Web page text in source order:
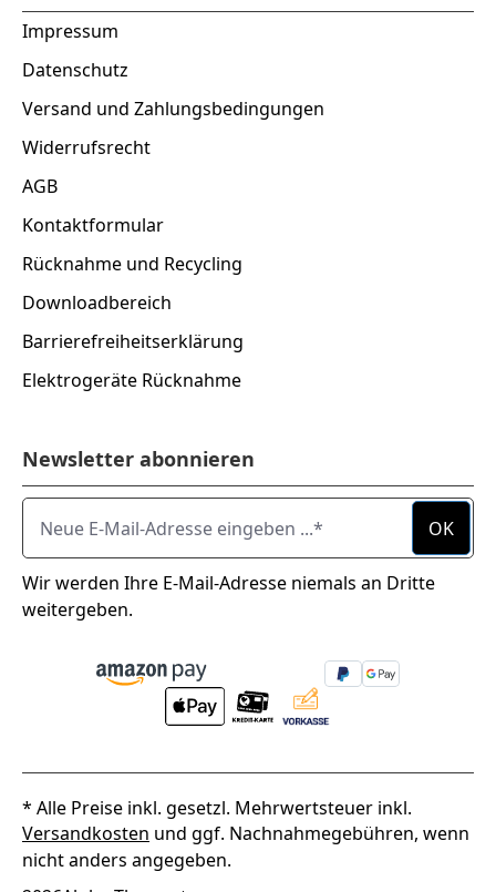
Impressum
Datenschutz
Versand und Zahlungsbedingungen
Widerrufsrecht
AGB
Kontaktformular
Rücknahme und Recycling
Downloadbereich
Barrierefreiheitserklärung
Elektrogeräte Rücknahme
Newsletter abonnieren
Neue E-Mail-Adresse eingeben ...
OK
Wir werden Ihre E-Mail-Adresse niemals an Dritte
weitergeben.
* Alle Preise inkl. gesetzl. Mehrwertsteuer inkl.
Versandkosten und ggf. Nachnahmegebühren, wenn
nicht anders angegeben.